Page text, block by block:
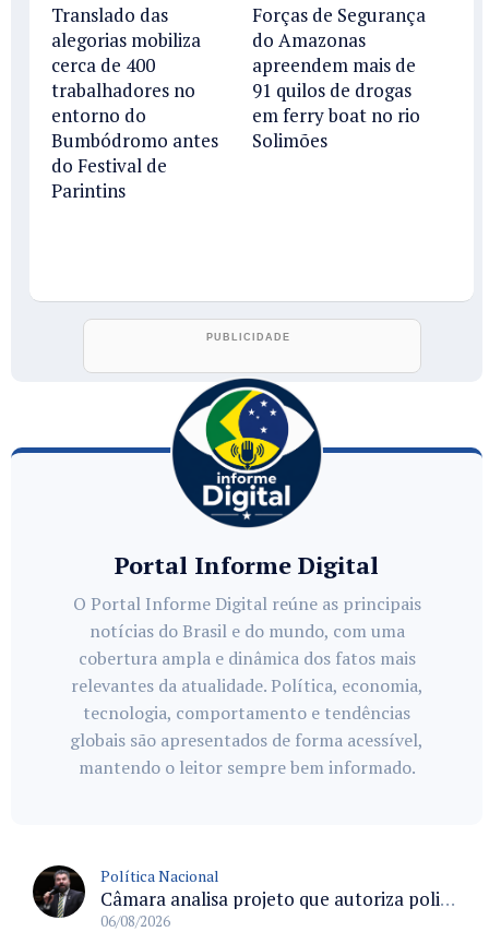
Translado das
alegorias mobiliza
cerca de 400
trabalhadores no
entorno do
Bumbódromo antes
do Festival de
Parintins
Forças de Segurança
do Amazonas
apreendem mais de
91 quilos de drogas
em ferry boat no rio
Solimões
Portal Informe Digital
O Portal Informe Digital reúne as principais
notícias do Brasil e do mundo, com uma
cobertura ampla e dinâmica dos fatos mais
relevantes da atualidade. Política, economia,
tecnologia, comportamento e tendências
globais são apresentados de forma acessível,
mantendo o leitor sempre bem informado.
Política Nacional
Câmara analisa projeto que autoriza policiais civis embarcarem armados em aeronaves civis mediante regras
06/08/2026